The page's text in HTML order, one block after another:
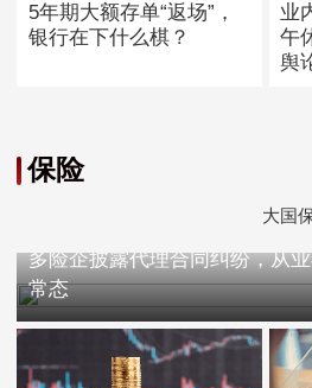
5年期大额存单“返场”，
银行在下什么棋？
业
午
舆
保险
大国
多险企披露代理合同纠纷，从
常态